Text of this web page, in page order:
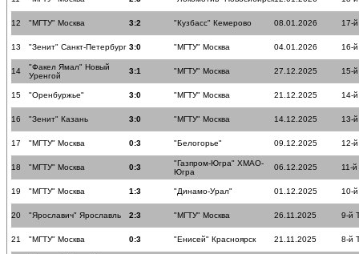
12 "МГТУ" Москва 3:2 "Кузбасс" Кемерово 08.01.2026 17-
13 "Зенит" Санкт-Петербург 3:0 "МГТУ" Москва 04.01.2026 16-
14
"Факел Ямал" Новый
Уренгой
3:1 "МГТУ" Москва 27.12.2025 15-
15 "Оренбуржье" 3:0 "МГТУ" Москва 21.12.2025 14-
16 "Зенит" Казань 3:0 "МГТУ" Москва 14.12.2025 13-
17 "МГТУ" Москва 0:3 "Белогорье" 09.12.2025 12-
18 "МГТУ" Москва 0:3
"Газпром-Югра" ХМАО-
Югра
06.12.2025 11-й
19 "МГТУ" Москва 1:3 "Динамо-Урал" 01.12.2025 10-
20 "Ярославич" Ярославль 2:3 "МГТУ" Москва 26.11.2025 9-й
21 "МГТУ" Москва 0:3 "Енисей" Красноярск 21.11.2025 8-й